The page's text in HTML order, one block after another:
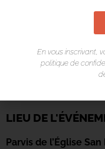
LIEU DE
Parvis de l’Église San
En vous inscrivant,
politique de